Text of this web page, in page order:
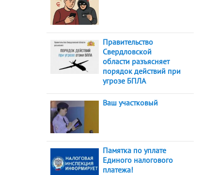
Правительство
Свердловской
области разъясняет
порядок действий при
угрозе БПЛА
Ваш участковый
Памятка по уплате
Единого налогового
платежа!